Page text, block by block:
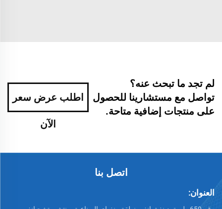
لم تجد ما تبحث عنه؟
تواصل مع مستشارينا للحصول
على منتجات إضافية متاحة.
اطلب عرض سعر
الآن
اتصل بنا
العنوان: